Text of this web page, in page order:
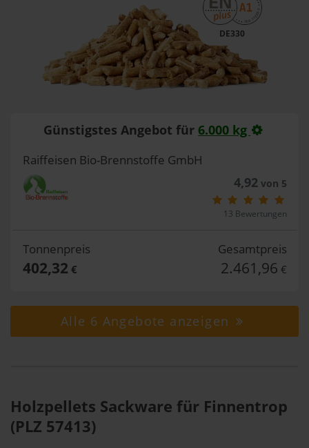
DE330
Günstigstes Angebot für 6.000 kg
Raiffeisen Bio-Brennstoffe GmbH
4,92von 5
13 Bewertungen
Tonnenpreis
402,32 €
Gesamtpreis
2.461,96 €
Alle 6 Angebote anzeigen
Holzpellets Sackware für Finnentrop
(PLZ 57413)